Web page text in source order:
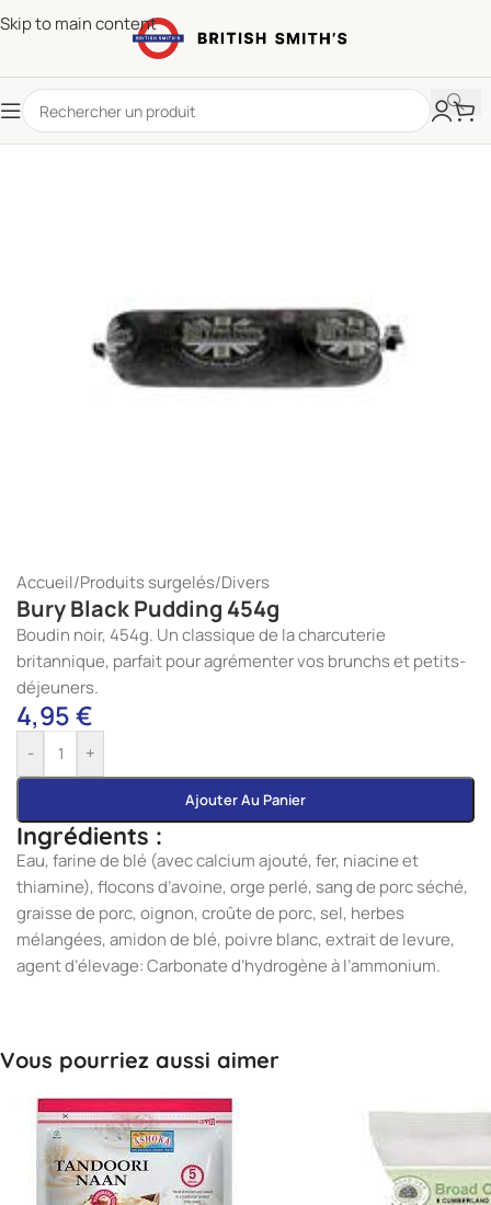
Skip to main content
Accueil/Produits surgelés/Divers
Bury Black Pudding 454g
Boudin noir, 454g. Un classique de la charcuterie
britannique, parfait pour agrémenter vos brunchs et petits-
déjeuners.
4,95€
- +
Ajouter Au Panier
Ingrédients :
Eau, farine de blé (avec calcium ajouté, fer, niacine et
thiamine), flocons d’avoine, orge perlé, sang de porc séché,
graisse de porc, oignon, croûte de porc, sel, herbes
mélangées, amidon de blé, poivre blanc, extrait de levure,
agent d’élevage: Carbonate d’hydrogène à l’ammonium.
Vous pourriez aussi aimer